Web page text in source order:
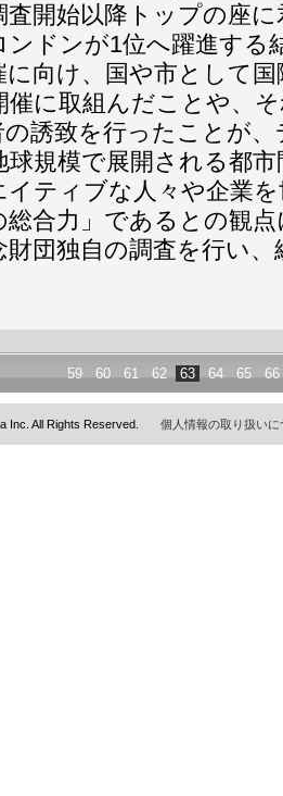
査開始以降トップの座
ンドンが1位へ躍進する
に向け、国や市として
催に取組んだことや、
誘致を行ったことが
球規模で展開される都
イティブな人々や企業
総合力」であるとの観
財団独自の調査を行い
59 60 61 62 63 64 65 66
Inc. All Rights Reserved. 個人情報の取り扱いに